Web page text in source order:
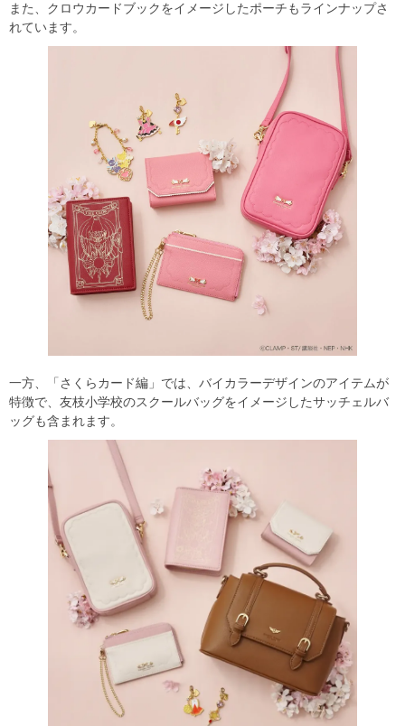
また、クロウカードブックをイメージしたポーチもラインナップさ
れています。
一方、「さくらカード編」では、バイカラーデザインのアイテムが
特徴で、友枝小学校のスクールバッグをイメージしたサッチェルバ
ッグも含まれます。